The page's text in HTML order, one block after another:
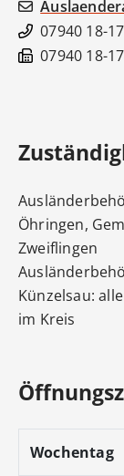
07940 18-
07940 18-
Öhringen,
Zweiflingen
Künzelsau:
im Kreis
Wochentag